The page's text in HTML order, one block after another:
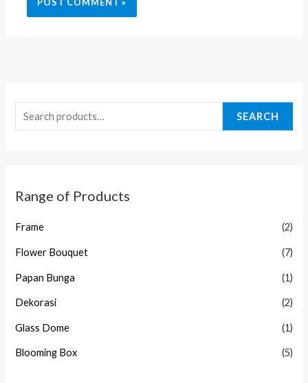
SEARCH
Range of Products
Frame (2)
Flower Bouquet (7)
Papan Bunga (1)
Dekorasi (2)
Glass Dome (1)
Blooming Box (5)